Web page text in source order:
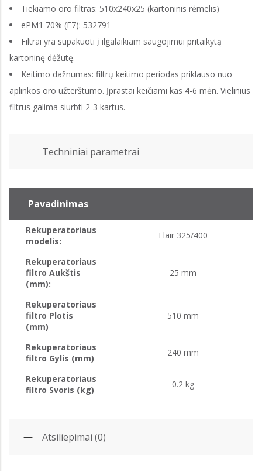
Tiekiamo oro filtras: 510x240x25 (kartoninis rėmelis)
ePM1 70% (F7): 532791
Filtrai yra supakuoti į ilgalaikiam saugojimui pritaikytą
kartoninę dėžutę.
Keitimo dažnumas: filtrų keitimo periodas priklauso nuo
aplinkos oro užterštumo. Įprastai keičiami kas 4-6 mėn. Vielinius
filtrus galima siurbti 2-3 kartus.
Techniniai parametrai
Pavadinimas
Rekuperatoriaus
modelis:
Flair 325/400
Rekuperatoriaus
filtro Aukštis
(mm):
25 mm
Rekuperatoriaus
filtro Plotis
(mm)
510 mm
Rekuperatoriaus
filtro Gylis (mm)
240 mm
Rekuperatoriaus
filtro Svoris (kg)
0.2 kg
Atsiliepimai (0)